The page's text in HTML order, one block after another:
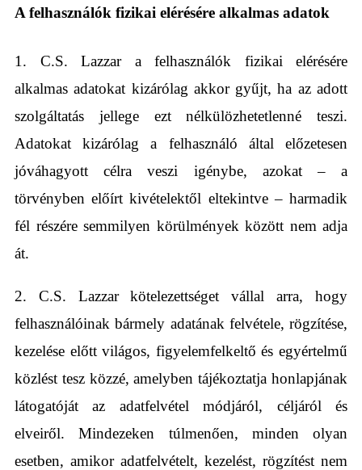
A felhasználók fizikai elérésére alkalmas adatok
1. C.S. Lazzar a felhasználók fizikai elérésére
alkalmas adatokat kizárólag akkor gyűjt, ha az adott
szolgáltatás jellege ezt nélkülözhetetlenné teszi.
Adatokat kizárólag a felhasználó által előzetesen
jóváhagyott célra veszi igénybe, azokat – a
törvényben előírt kivételektől eltekintve – harmadik
fél részére semmilyen körülmények között nem adja
át.
2. C.S. Lazzar kötelezettséget vállal arra, hogy
felhasználóinak bármely adatának felvétele, rögzítése,
kezelése előtt világos, figyelemfelkeltő és egyértelmű
közlést tesz közzé, amelyben tájékoztatja honlapjának
látogatóját az adatfelvétel módjáról, céljáról és
elveiről. Mindezeken túlmenően, minden olyan
esetben, amikor adatfelvételt, kezelést, rögzítést nem